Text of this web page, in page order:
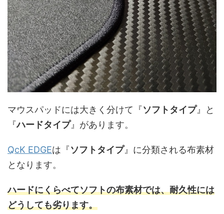
マウスパッドには大きく分けて『ソフトタイプ』と
『ハードタイプ』があります。
QcK EDGEは『ソフトタイプ』に分類される布素材
となります。
ハードにくらべてソフトの布素材では、耐久性には
どうしても劣ります。